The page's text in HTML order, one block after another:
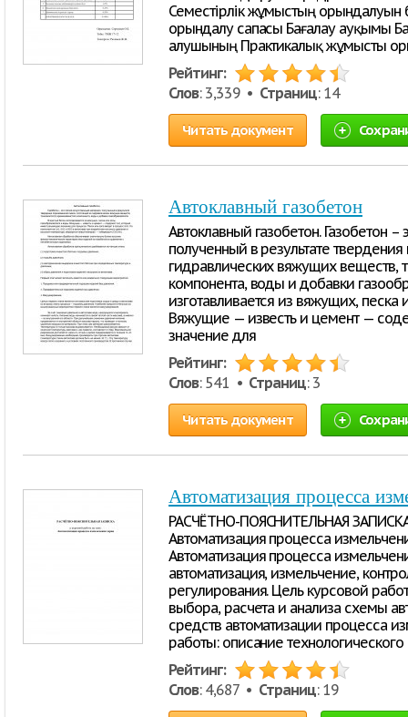
Семестірлік жұмыстың
орындалу сапасы Бағалау ауқымы
алушының Практикалық жұмысты
Рейтинг:
Слов: 3,339 • Страниц: 14
Читать документ
Автоклавный газобетон
Автоклавный газобетон. Газобетон
полученный в результате
гидравлических вяжущих веществ,
компонента, воды и добавки
изготавливается из вяжущих,
Вяжущие — известь и цемент —
значение для
Рейтинг:
Слов: 541 • Страниц: 3
Читать документ
Автоматизация процесса
РАСЧЁТНО-ПОЯСНИТЕЛЬНАЯ ЗАПИСКА
Автоматизация процесса
Автоматизация процесса
автоматизация, измельчение,
регулирования. Цель курсовой
выбора, расчета и анализа схемы
средств автоматизации процесса
работы: описание технологического
Рейтинг:
Слов: 4,687 • Страниц: 19